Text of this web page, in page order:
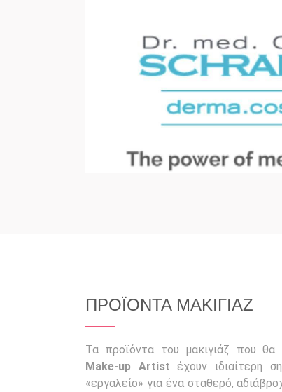
ΠΡΟΪΟΝΤΑ ΜΑΚΙΓΙΑΖ
Τα προϊόντα του μακιγιάζ που θα
Make-up Artist έχουν ιδιαίτερη
«εργαλείο» για ένα σταθερό,